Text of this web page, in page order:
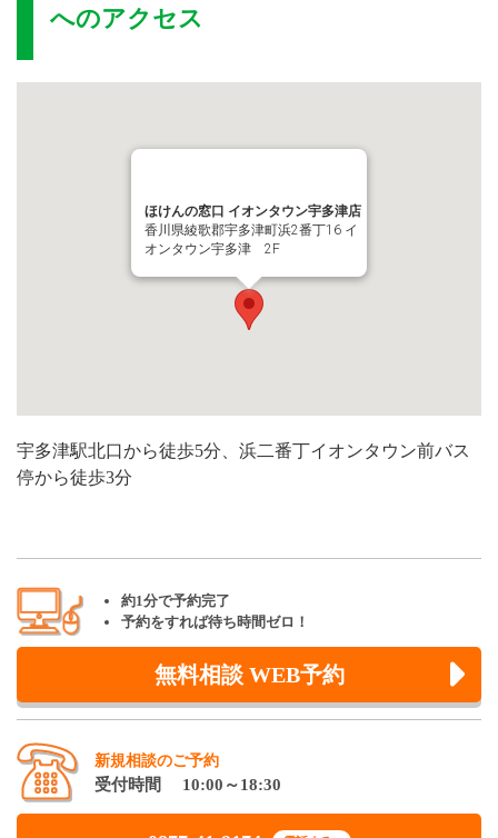
へのアクセス
ほけんの窓口 イオンタウン宇多津店
香川県綾歌郡宇多津町浜2番丁16 イ
オンタウン宇多津 2F
宇多津駅北口から徒歩5分、浜二番丁イオンタウン前バス
停から徒歩3分
約1分で予約完了
予約をすれば待ち時間ゼロ！
無料相談 WEB予約
新規相談のご予約
受付時間 10:00～18:30